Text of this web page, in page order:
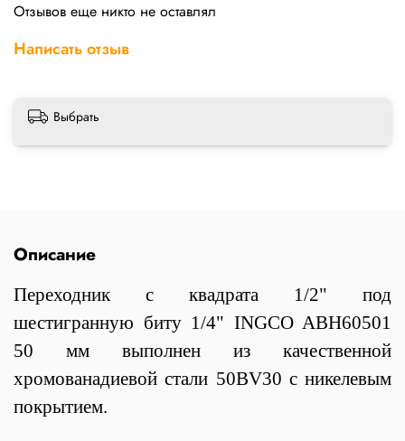
Отзывов еще никто не оставлял
Написать отзыв
Выбрать
Описание
Переходник с квадрата 1/2" под
шестигранную биту 1/4" INGCO ABH60501
50 мм выполнен из качественной
хромованадиевой стали 50BV30 с никелевым
покрытием.